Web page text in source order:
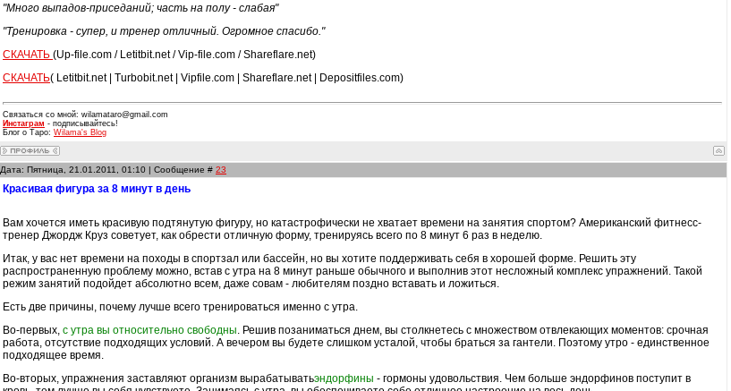
"Много выпадов-приседаний; часть на полу - слабая"
"Тренировка - супер, и тренер отличный. Огромное спасибо."
СКАЧАТЬ (Up-file.com / Letitbit.net / Vip-file.com / Shareflare.net)
СКАЧАТЬ( Letitbit.net | Turbobit.net | Vipfile.com | Shareflare.net | Depositfiles.com)
Связаться со мной: wilamataro@gmail.com
Инстаграм - подписывайтесь!
Блог о Таро: Wilama's Blog
Дата: Пятница, 21.01.2011, 01:10 | Сообщение # 23
Красивая фигура за 8 минут в день
Вам хочется иметь красивую подтянутую фигуру, но катастрофически не хватает времени на занятия спортом? Американский фитнесс-
тренер Джордж Круз советует, как обрести отличную форму, тренируясь всего по 8 минут 6 раз в неделю.
Итак, у вас нет времени на походы в спортзал или бассейн, но вы хотите поддерживать себя в хорошей форме. Решить эту
распространенную проблему можно, встав с утра на 8 минут раньше обычного и выполнив этот несложный комплекс упражнений. Такой
режим занятий подойдет абсолютно всем, даже совам - любителям поздно вставать и ложиться.
Есть две причины, почему лучше всего тренироваться именно с утра.
Во-первых, с утра вы относительно свободны. Решив позаниматься днем, вы столкнетесь с множеством отвлекающих моментов: срочная
работа, отсутствие подходящих условий. А вечером вы будете слишком усталой, чтобы браться за гантели. Поэтому утро - единственное
подходящее время.
Во-вторых, упражнения заставляют организм вырабатыватьэндорфины - гормоны удовольствия. Чем больше эндорфинов поступит в